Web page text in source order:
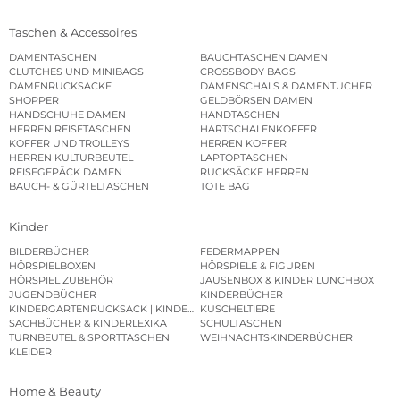
Taschen & Accessoires
DAMENTASCHEN
BAUCHTASCHEN DAMEN
CLUTCHES UND MINIBAGS
CROSSBODY BAGS
DAMENRUCKSÄCKE
DAMENSCHALS & DAMENTÜCHER
SHOPPER
GELDBÖRSEN DAMEN
HANDSCHUHE DAMEN
HANDTASCHEN
HERREN REISETASCHEN
HARTSCHALENKOFFER
KOFFER UND TROLLEYS
HERREN KOFFER
HERREN KULTURBEUTEL
LAPTOPTASCHEN
REISEGEPÄCK DAMEN
RUCKSÄCKE HERREN
BAUCH- & GÜRTELTASCHEN
TOTE BAG
Kinder
BILDERBÜCHER
FEDERMAPPEN
HÖRSPIELBOXEN
HÖRSPIELE & FIGUREN
HÖRSPIEL ZUBEHÖR
JAUSENBOX & KINDER LUNCHBOX
JUGENDBÜCHER
KINDERBÜCHER
KINDERGARTENRUCKSACK | KINDERGARTENBEUTEL
KUSCHELTIERE
SACHBÜCHER & KINDERLEXIKA
SCHULTASCHEN
TURNBEUTEL & SPORTTASCHEN
WEIHNACHTSKINDERBÜCHER
KLEIDER
Home & Beauty